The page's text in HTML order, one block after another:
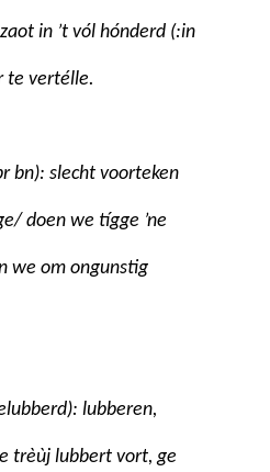
in ’t vól hónderd (:in
te vertélle.
bn): slecht voorteken
doen we tígge ’ne
we om ongunstig
lubberen,
trèùj lubbert vort, ge